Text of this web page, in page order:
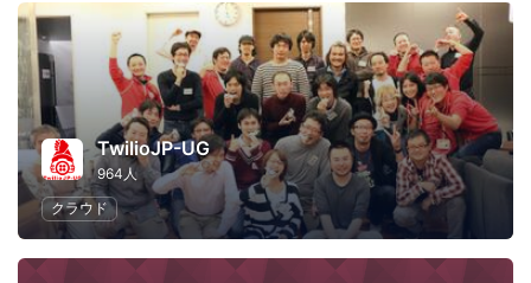
TwilioJP-UG
964人
クラウド